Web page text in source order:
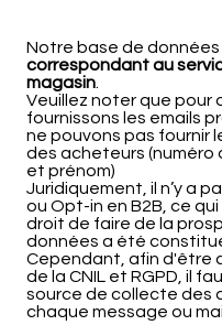
Notre base de
correspondant au
magasin.
Veuillez noter que pour
fournissons les emails
ne pouvons pas fournir
des acheteurs (numéro
et prénom)
Juridiquement, il n’y a
ou Opt-in en B2B, ce
droit de faire de la
données a été
Cependant, afin d'être
de la CNIL et RGPD, il
source de collecte des
chaque message ou mail.